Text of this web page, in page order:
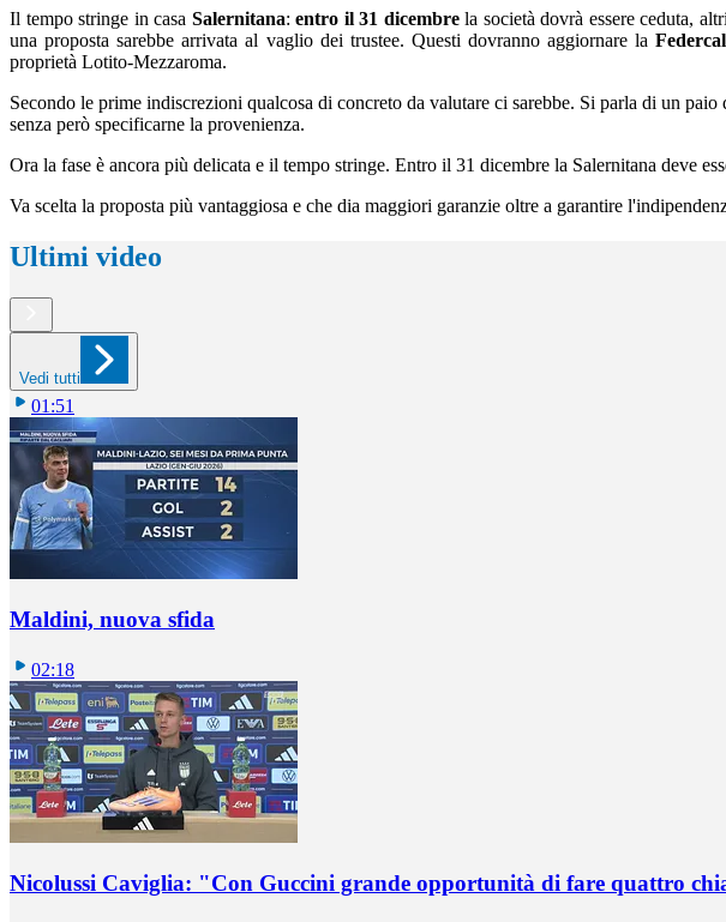
Il tempo stringe in casa Salernitana: entro il 31 dicembrela società dovrà essere ceduta,
una proposta sarebbe arrivata al vaglio dei trustee. Questi dovranno aggiornare la
proprietà Lotito-Mezzaroma.
Secondo le prime indiscrezioni qualcosa di concreto da valutare ci sarebbe. Si parla di un
senza però specificarne la provenienza.
Ora la fase è ancora più delicata e il tempo stringe. Entro il 31 dicembre la Salernitana deve
Va scelta la proposta più vantaggiosa e che dia maggiori garanzie oltre a garantire
Ultimi video
Vedi tutti
01:51
Maldini, nuova sfida
02:18
Nicolussi Caviglia: "Con Guccini grande opportunità di fare quattro